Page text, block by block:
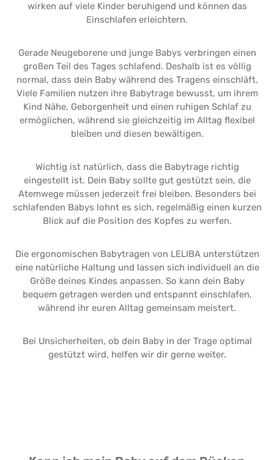
wirken auf viele Kinder beruhigend und können das
Einschlafen erleichtern.
Gerade Neugeborene und junge Babys verbringen einen
großen Teil des Tages schlafend. Deshalb ist es völlig
normal, dass dein Baby während des Tragens einschläft.
Viele Familien nutzen ihre Babytrage bewusst, um ihrem
Kind Nähe, Geborgenheit und einen ruhigen Schlaf zu
ermöglichen, während sie gleichzeitig im Alltag flexibel
bleiben und diesen bewältigen.
Wichtig ist natürlich, dass die Babytrage richtig
eingestellt ist. Dein Baby sollte gut gestützt sein, die
Atemwege müssen jederzeit frei bleiben. Besonders bei
schlafenden Babys lohnt es sich, regelmäßig einen kurzen
Blick auf die Position des Kopfes zu werfen.
Die ergonomischen Babytragen von LELIBA unterstützen
eine natürliche Haltung und lassen sich individuell an die
Größe deines Kindes anpassen. So kann dein Baby
bequem getragen werden und entspannt einschlafen,
während ihr euren Alltag gemeinsam meistert.
Bei Unsicherheiten, ob dein Baby in der Trage optimal
gestützt wird, helfen wir dir gerne weiter.